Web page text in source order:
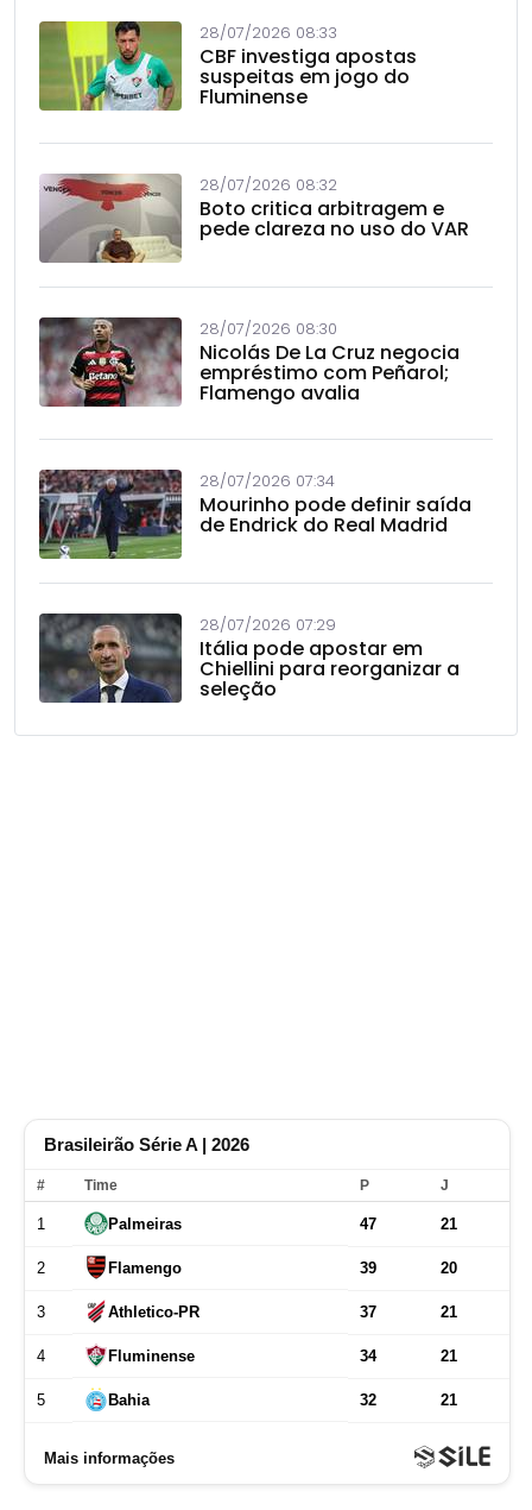
28/07/2026 08:33
CBF investiga apostas
suspeitas em jogo do
Fluminense
28/07/2026 08:32
Boto critica arbitragem e
pede clareza no uso do VAR
28/07/2026 08:30
Nicolás De La Cruz negocia
empréstimo com Peñarol;
Flamengo avalia
28/07/2026 07:34
Mourinho pode definir saída
de Endrick do Real Madrid
28/07/2026 07:29
Itália pode apostar em
Chiellini para reorganizar a
seleção